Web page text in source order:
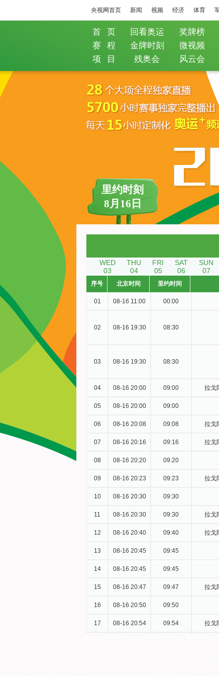
央视网首页 新闻 视频 经济 体育
首 页 回看奥运 奖牌榜
赛 程
金牌时刻 微视频
项 目
残奥会 风云会
里约时刻
8月16日
WED
03
THU
04
FRI
05
SAT
06
SUN
07
序号 北京时间 里约时间
01 08-16 11:00 00:00
02 08-16 19:30 08:30
03 08-16 19:30 08:30
04 08-16 20:00 09:00 拉戈
05 08-16 20:00 09:00
06 08-16 20:08 09:08 拉戈
07 08-16 20:16 09:16 拉戈
08 08-16 20:20 09:20
09 08-16 20:23 09:23 拉戈
10 08-16 20:30 09:30
11 08-16 20:30 09:30 拉戈
12 08-16 20:40 09:40 拉戈
13 08-16 20:45 09:45
14 08-16 20:45 09:45
15 08-16 20:47 09:47 拉戈
16 08-16 20:50 09:50
17 08-16 20:54 09:54 拉戈